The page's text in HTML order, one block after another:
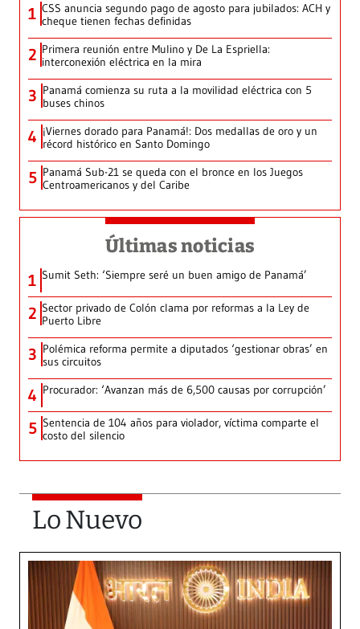
1 CSS anuncia segundo pago de agosto para jubilados: ACH y
cheque tienen fechas definidas
2 Primera reunión entre Mulino y De La Espriella:
interconexión eléctrica en la mira
3 Panamá comienza su ruta a la movilidad eléctrica con 5
buses chinos
4 ¡Viernes dorado para Panamá!: Dos medallas de oro y un
récord histórico en Santo Domingo
5 Panamá Sub-21 se queda con el bronce en los Juegos
Centroamericanos y del Caribe
Últimas noticias
1 Sumit Seth: ‘Siempre seré un buen amigo de Panamá’
2 Sector privado de Colón clama por reformas a la Ley de
Puerto Libre
3 Polémica reforma permite a diputados ‘gestionar obras’ en
sus circuitos
4 Procurador: ‘Avanzan más de 6,500 causas por corrupción’
5 Sentencia de 104 años para violador, víctima comparte el
costo del silencio
Lo Nuevo